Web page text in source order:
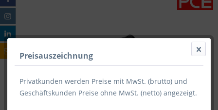
Preisauszeichnung
Privatkunden werden Preise mit MwSt. (brutto) und
Geschäftskunden Preise ohne MwSt. (netto) angezeigt.